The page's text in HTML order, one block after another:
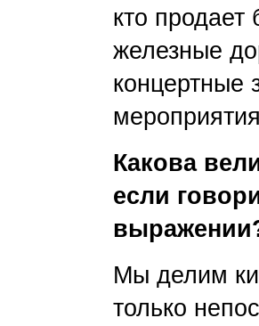
кто продает
железные
концертные
Какова
если
Мы делим
только